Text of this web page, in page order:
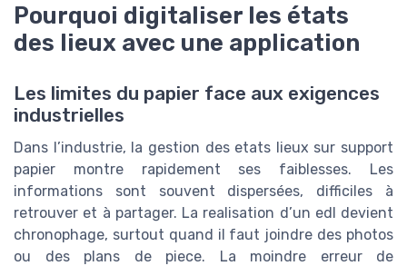
Pourquoi digitaliser les états
des lieux avec une application
Les limites du papier face aux exigences
industrielles
Dans l’industrie, la gestion des etats lieux sur support
papier montre rapidement ses faiblesses. Les
informations sont souvent dispersées, difficiles à
retrouver et à partager. La realisation d’un edl devient
chronophage, surtout quand il faut joindre des photos
ou des plans de piece. La moindre erreur de